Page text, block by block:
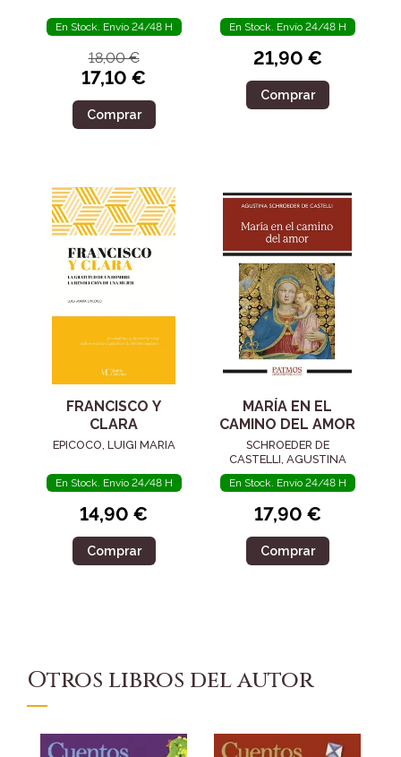
En Stock. Envío 24/48 H
18,00 €
17,10 €
Comprar
En Stock. Envío 24/48 H
21,90 €
Comprar
FRANCISCO Y
CLARA
EPICOCO, LUIGI MARIA
En Stock. Envío 24/48 H
14,90 €
Comprar
MARÍA EN EL
CAMINO DEL AMOR
SCHROEDER DE
CASTELLI, AGUSTINA
En Stock. Envío 24/48 H
17,90 €
Comprar
Otros libros del autor